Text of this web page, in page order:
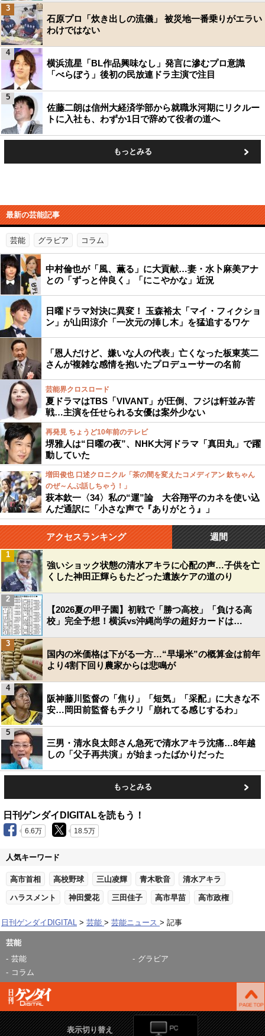
石原プロ「炊き出しの流儀」 被災地一番乗りがエラい
わけではない
3
横浜流星「BL作品興味なし」発言に滲むプロ意識
「べらぼう」後初の民放連ドラ主演で注目
4
佐藤二朗は信州大経済学部から就職氷河期にリクルー
トに入社も、わずか1日で辞めて役者の道へ
5
もっとみる
最新の芸能記事
芸能 グラビア コラム
中村倫也が「風、薫る」に大貢献…妻・水卜麻美アナ
との「ずっと仲良く」「にこやかな」近況
日曜ドラマ対決に異変！ 玉森裕太「マイ・フィクショ
ン」が山田涼介「一次元の挿し木」を猛追するワケ
「恩人だけど、嫌いな人の代表」亡くなった板東英二
さんが複雑な感情を抱いたプロデューサーの名前
芸能界クロスロード
夏ドラマはTBS「VIVANT」が圧倒、フジは軒並み苦
戦…主演を任せられる女優は案外少ない
再発見 ちょうど10年前のテレビ
堺雅人は“日曜の夜”、NHK大河ドラマ「真田丸」で躍
動していた
増田俊也 口述クロニクル「茶の間を変えたコメディアン 欽ちゃん
のぜ～んぶ話しちゃう！」
萩本欽一〈34〉私の“運”論 大谷翔平のカネを使い込
んだ通訳に「小さな声で『ありがとう』」
アクセスランキング 週間
強いショック状態の清水アキラに心配の声…子供を亡
くした神田正輝らもたどった遺族ケアの道のり
1
【2026夏の甲子園】初戦で「勝つ高校」「負ける高
校」完全予想！横浜vs沖縄尚学の超好カードは…
2
国内の米価格は下がる一方…“早場米”の概算金は前年
より4割下回り農家からは悲鳴が
3
阪神藤川監督の「焦り」「短気」「采配」に大きな不
安…岡田前監督もチクリ「崩れてる感じするわ」
4
三男・清水良太郎さん急死で清水アキラ沈痛…8年越
しの「父子再共演」が始まったばかりだった
5
もっとみる
日刊ゲンダイDIGITALを読もう！
6.6万 18.5万
人気キーワード
高市首相 高校野球 三山凌輝 青木歌音 清水アキラ
ハラスメント 神田愛花 三田佳子 高市早苗 高市政権
日刊ゲンダイDIGITAL 芸能 芸能ニュース 記事
芸能
芸能
グラビア
コラム
表示切り替え